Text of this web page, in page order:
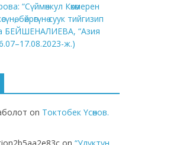
“Сүймөнкул Көкөмерен
бөйрөгүнө суук тийгизип
БЕЙШЕНАЛИЕВА, “Азия
ж.)
on Токтобек Үсөнов.